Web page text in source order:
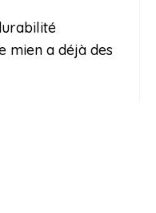
mien a déjà des